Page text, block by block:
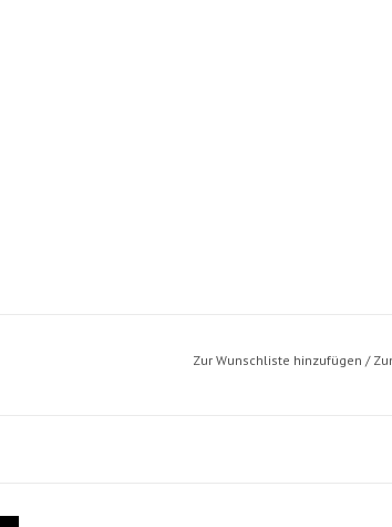
Zur Wunschliste hinzufügen /